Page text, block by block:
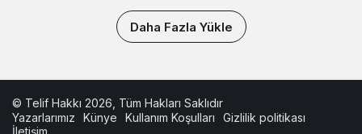
Daha Fazla Yükle
© Telif Hakkı 2026, Tüm Hakları Saklıdır
Yazarlarımız
Künye Kullanım Koşulları
Gizlilik politikası